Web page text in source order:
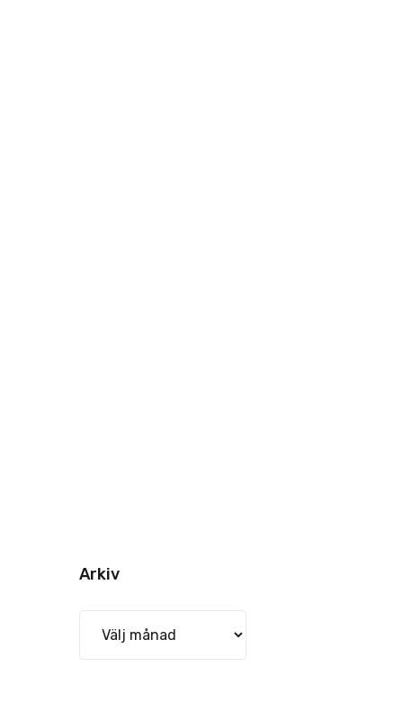
Arkiv